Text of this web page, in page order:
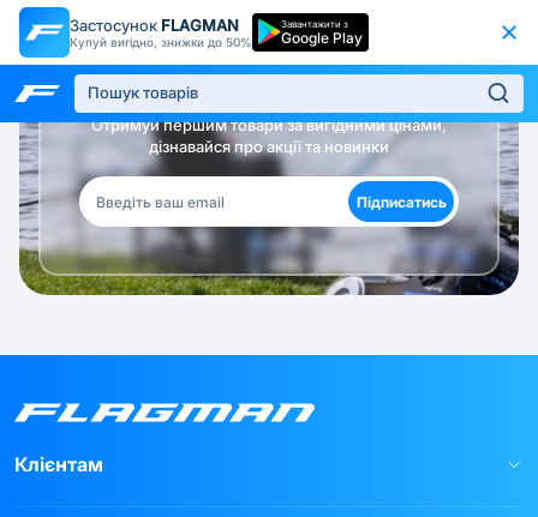
Застосунок FLAGMAN
Купуй вигідно, знижки до 50%
Завантажити з
Google Play
Будь в курсі!
Отримуй першим товари за вигідними цінами,
дізнавайся про акції та новинки
Підписатись
Клієнтам